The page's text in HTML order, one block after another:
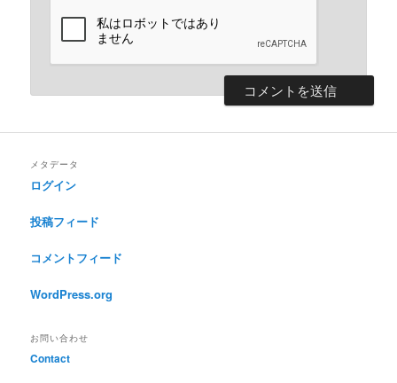
メタデータ
ログイン
投稿フィード
コメントフィード
WordPress.org
お問い合わせ
Contact